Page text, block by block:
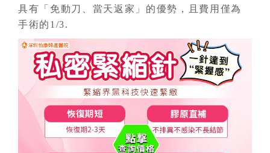
具有「免動刀、當天返家」的優勢，且費用僅為
手術的1/3.